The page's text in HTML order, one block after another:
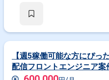
【週5稼働可能な方にぴっ
配信フロントエンジニア
【JavaScript(React)】